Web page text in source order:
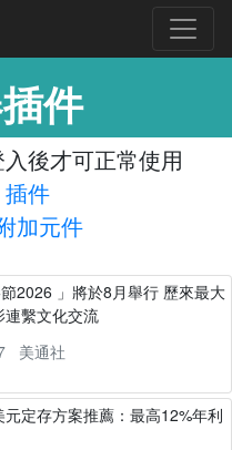
件
後才可正常使用
件
加元件
節2026 」將於8月舉行 歷來最大
連繫文化交流
美通社
定存方案推薦：最高12%年利